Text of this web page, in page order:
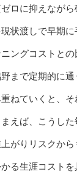
ロに抑えなが
状渡しで早期
ングコストと
まで定期的に
ねていくと、
えば、こうし
がりリスクか
る生涯コスト